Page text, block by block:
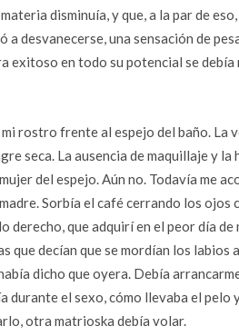
disminuía, y que, a la par de
a desvanecerse, una sensación de
exitoso en todo su potencial se
mi rostro frente al espejo del baño. La
seca. La ausencia de maquillaje y
del espejo. Aún no. Todavía me
Sorbía el café cerrando los
derecho, que adquirí en el peor día
que decían que se mordían los labios
dicho que oyera. Debía
durante el sexo, cómo llevaba el
otra matrioska debía volar.